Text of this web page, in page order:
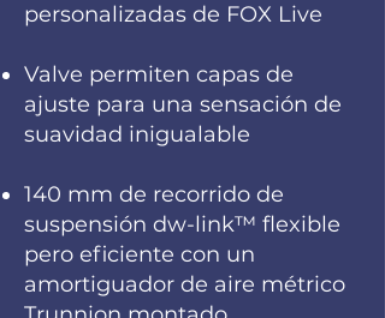
personalizadas de FOX Live
Valve permiten capas de
ajuste para una sensación de
suavidad inigualable
140 mm de recorrido de
suspensión dw-link™ flexible
pero eficiente con un
amortiguador de aire métrico